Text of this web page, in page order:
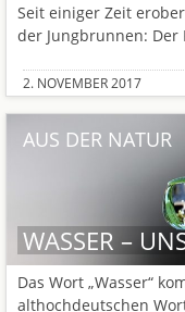
Seit einiger Zeit
der Jungbrunnen: Der
2. NOVEMBER 2017
WASSER –
AUS DER NATUR
Das Wort „Wasser“
althochdeutschen